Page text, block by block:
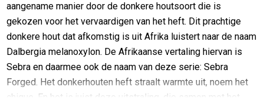
aangename manier door de donkere houtsoort die is
gekozen voor het vervaardigen van het heft. Dit prachtige
donkere hout dat afkomstig is uit Afrika luistert naar de naam
Dalbergia melanoxylon. De Afrikaanse vertaling hiervan is
Sebra en daarmee ook de naam van deze serie: Sebra
Forged. Het donkerhouten heft straalt warmte uit, noem het
chique. En het is juist deze uitstraling, die samen met het